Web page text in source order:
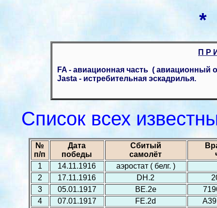
П Р
FA - авиационная часть ( авиационный
Jasta - истребительная эскадрилья.
Список всех
№
п/п
Дата
победы
Сбитый
самолёт
1
14.11.1916
аэростат ( белг. )
2
17.11.1916 DH.2
3
05.01.1917 ВЕ.2е
4
07.01.1917 FE.2d